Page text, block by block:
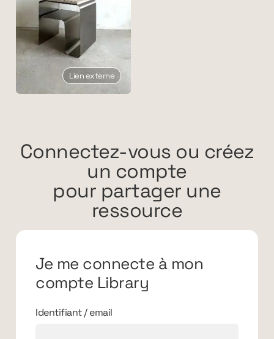
Lien externe
Connectez-vous ou créez
un compte
pour partager une
ressource
Je me connecte à mon
compte Library
Identifiant / email